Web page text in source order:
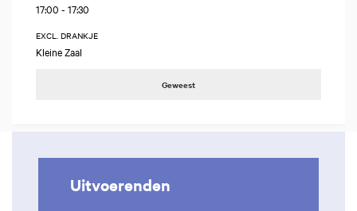
17:00 - 17:30
EXCL. DRANKJE
Kleine Zaal
Geweest
Uitvoerenden